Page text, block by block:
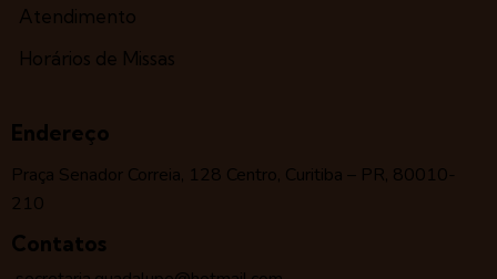
Atendimento
Horários de Missas
Endereço
Praça Senador Correia, 128 Centro, Curitiba – PR, 80010-
210
Contatos